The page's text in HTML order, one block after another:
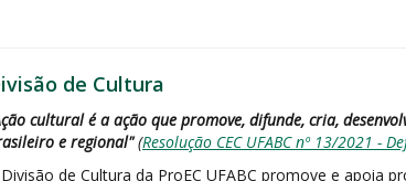
de Cultura
cultural é a ação que promove, difunde, cria,
e regional" (Resolução CEC UFABC nº 13/2021 -
de Cultura da ProEC UFABC promove e apoia